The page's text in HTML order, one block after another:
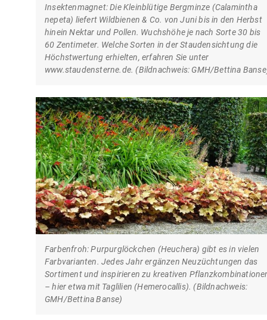
Insektenmagnet: Die Kleinblütige Bergminze (Calamintha
nepeta) liefert Wildbienen & Co. von Juni bis in den Herbst
hinein Nektar und Pollen. Wuchshöhe je nach Sorte 30 bis
60 Zentimeter. Welche Sorten in der Staudensichtung die
Höchstwertung erhielten, erfahren Sie unter
www.staudensterne.de. (Bildnachweis: GMH/Bettina
Farbenfroh: Purpurglöckchen (Heuchera) gibt es in vielen
Farbvarianten. Jedes Jahr ergänzen Neuzüchtungen das
Sortiment und inspirieren zu kreativen
– hier etwa mit Taglilien (Hemerocallis). (Bildnachweis:
GMH/Bettina Banse)